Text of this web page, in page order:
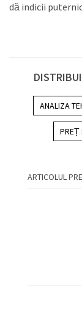
dă indicii
ANALIZA
PREȚ
ARTICOLUL